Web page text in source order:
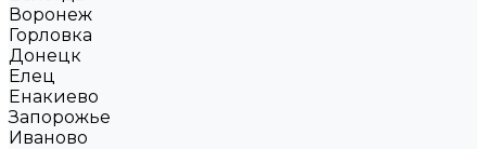
Воронеж
Горловка
Донецк
Елец
Енакиево
Запорожье
Иваново